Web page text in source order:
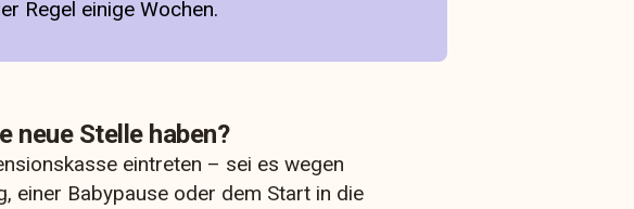
Regel einige Wochen.
neue Stelle haben?
eintreten – sei es wegen
einer Babypause oder dem Start in die